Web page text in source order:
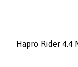
Hapro Rider 4.4